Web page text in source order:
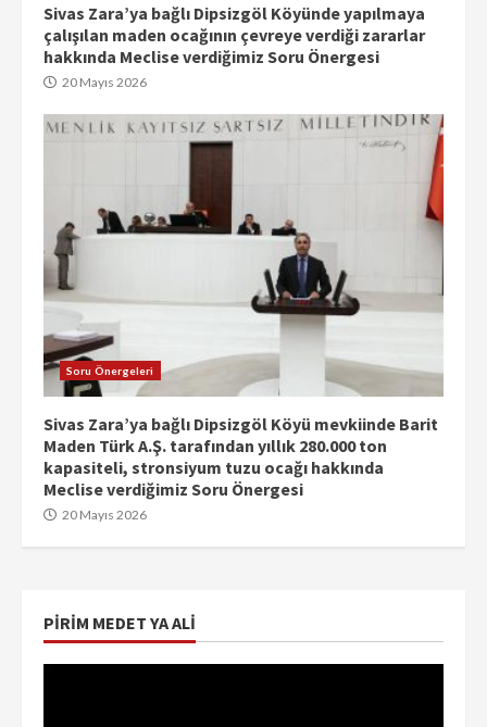
Sivas Zara’ya bağlı Dipsizgöl Köyünde yapılmaya
çalışılan maden ocağının çevreye verdiği zararlar
hakkında Meclise verdiğimiz Soru Önergesi
20 Mayıs 2026
Soru Önergeleri
Sivas Zara’ya bağlı Dipsizgöl Köyü mevkiinde Barit
Maden Türk A.Ş. tarafından yıllık 280.000 ton
kapasiteli, stronsiyum tuzu ocağı hakkında
Meclise verdiğimiz Soru Önergesi
20 Mayıs 2026
PIRIM MEDET YA ALI